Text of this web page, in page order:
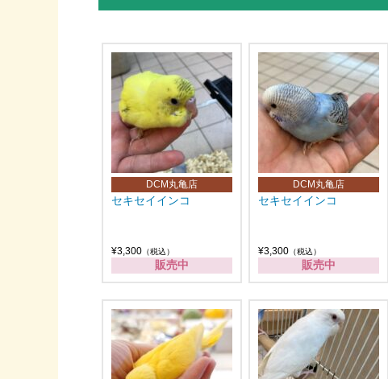
DCM丸亀店
セキセイインコ
¥3,300 （税込）
販売中
DCM丸亀店
セキセイインコ
¥3,300 （税込）
販売中